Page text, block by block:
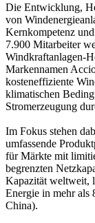
Die Entwicklung,
von
Kernkompetenz
7.900 Mitarbeiter
Windkraftanlagen-
Markennamen
kosteneffiziente
klimatischen
Stromerzeugung
Im Fokus stehen
umfassende
für Märkte mit
begrenzten
Kapazität weltweit,
Energie in mehr als
China).